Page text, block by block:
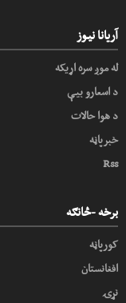
آریانا نیوز
له موږ سره اړیکه
د اسعارو بیې
د هوا حالات
خبرپاڼه
Rss
برخه -څانګه
کورپاڼه
افغانستان
نړۍ